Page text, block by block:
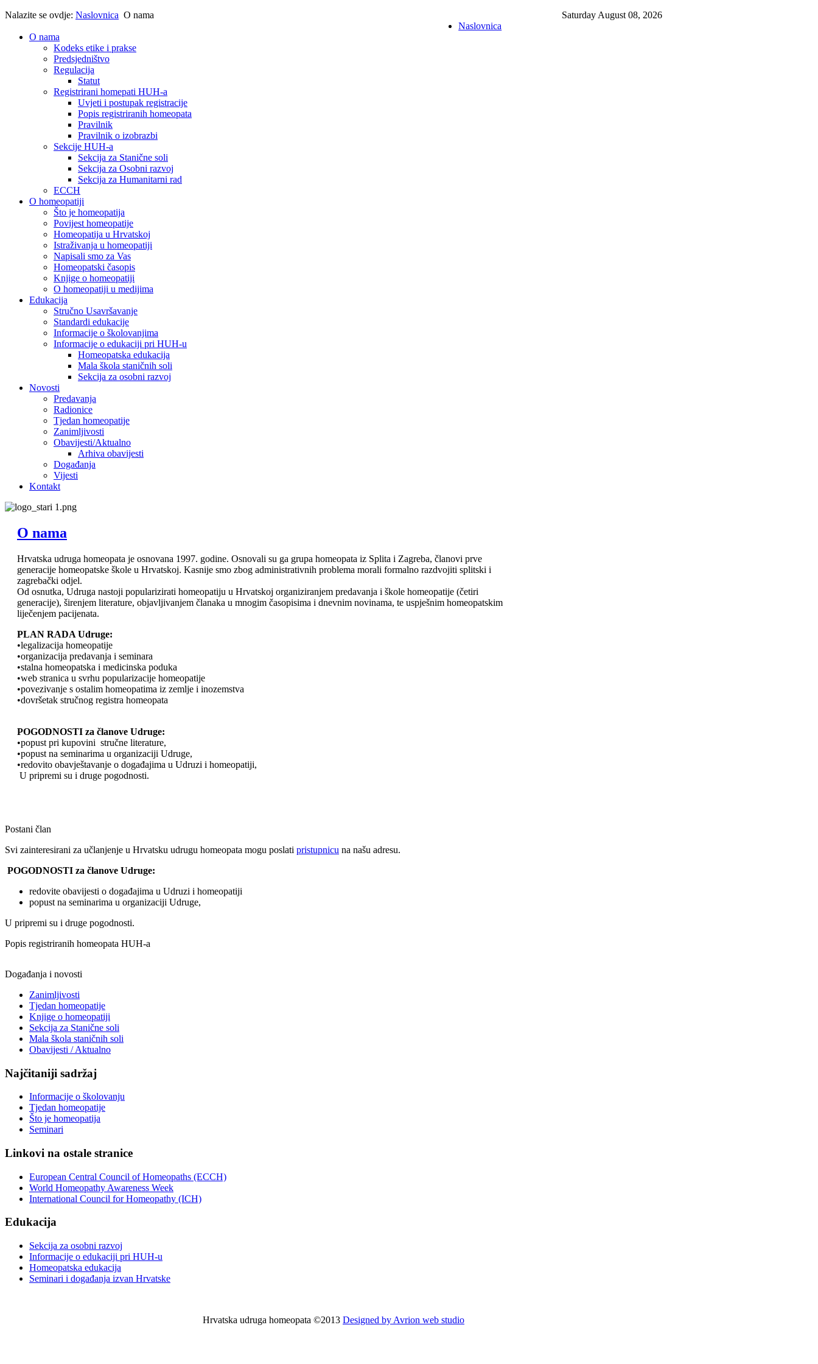
Nalazite se ovdje: Naslovnica O nama
Saturday August 08, 2026
Naslovnica
O nama
Kodeks etike i prakse
Predsjedništvo
Regulacija
Statut
Registrirani homepati HUH-a
Uvjeti i postupak registracije
Popis registriranih homeopata
Pravilnik
Pravilnik o izobrazbi
Sekcije HUH-a
Sekcija za Stanične soli
Sekcija za Osobni razvoj
Sekcija za Humanitarni rad
ECCH
O homeopatiji
Što je homeopatija
Povijest homeopatije
Homeopatija u Hrvatskoj
Istraživanja u homeopatiji
Napisali smo za Vas
Homeopatski časopis
Knjige o homeopatiji
O homeopatiji u medijima
Edukacija
Stručno Usavršavanje
Standardi edukacije
Informacije o školovanjima
Informacije o edukaciji pri HUH-u
Homeopatska edukacija
Mala škola staničnih soli
Sekcija za osobni razvoj
Novosti
Predavanja
Radionice
Tjedan homeopatije
Zanimljivosti
Obavijesti/Aktualno
Arhiva obavijesti
Događanja
Vijesti
Kontakt
O nama
Hrvatska udruga homeopata je osnovana 1997. godine. Osnovali su ga grupa homeopata iz Splita i Zagreba, članovi prve
generacije homeopatske škole u Hrvatskoj. Kasnije smo zbog administrativnih problema morali formalno razdvojiti splitski i
zagrebački odjel.
Od osnutka, Udruga nastoji popularizirati homeopatiju u Hrvatskoj organiziranjem predavanja i škole homeopatije (četiri
generacije), širenjem literature, objavljivanjem članaka u mnogim časopisima i dnevnim novinama, te uspješnim homeopatskim
liječenjem pacijenata.
PLAN RADA Udruge:
•legalizacija homeopatije
•organizacija predavanja i seminara
•stalna homeopatska i medicinska poduka
•web stranica u svrhu popularizacije homeopatije
•povezivanje s ostalim homeopatima iz zemlje i inozemstva
•dovršetak stručnog registra homeopata
POGODNOSTI za članove Udruge:
•popust pri kupovini stručne literature,
•popust na seminarima u organizaciji Udruge,
•redovito obavještavanje o događajima u Udruzi i homeopatiji,
U pripremi su i druge pogodnosti.
Postani član
Svi zainteresirani za učlanjenje u Hrvatsku udrugu homeopata mogu poslati pristupnicu na našu adresu.
POGODNOSTI za članove Udruge:
redovite obavijesti o događajima u Udruzi i homeopatiji
popust na seminarima u organizaciji Udruge,
U pripremi su i druge pogodnosti.
Popis registriranih homeopata HUH-a
Događanja i novosti
Zanimljivosti
Tjedan homeopatije
Knjige o homeopatiji
Sekcija za Stanične soli
Mala škola staničnih soli
Obavijesti / Aktualno
Najčitaniji sadržaj
Informacije o školovanju
Tjedan homeopatije
Što je homeopatija
Seminari
Linkovi na ostale stranice
European Central Council of Homeopaths (ECCH)
World Homeopathy Awareness Week
International Council for Homeopathy (ICH)
Edukacija
Sekcija za osobni razvoj
Informacije o edukaciji pri HUH-u
Homeopatska edukacija
Seminari i događanja izvan Hrvatske
Hrvatska udruga homeopata ©2013 Designed by Avrion web studio